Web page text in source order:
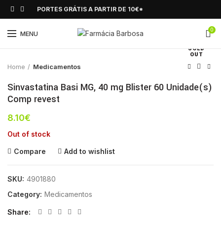
PORTES GRÁTIS A PARTIR DE 10€*
MENU 0
SOLD
OUT
Click to enlarge
Home Medicamentos
Sinvastatina Basi MG, 40 mg Blister 60 Unidade(s)
Comp revest
8.10€
Out of stock
Compare Add to wishlist
SKU: 4901880
Category: Medicamentos
Share